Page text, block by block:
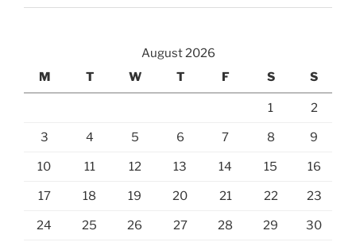
August 2026
M
T W T F S S
1 2
3 4 5 6 7 8 9
10 11 12 13 14 15 16
17 18 19 20 21 22 23
24 25 26 27 28 29 30